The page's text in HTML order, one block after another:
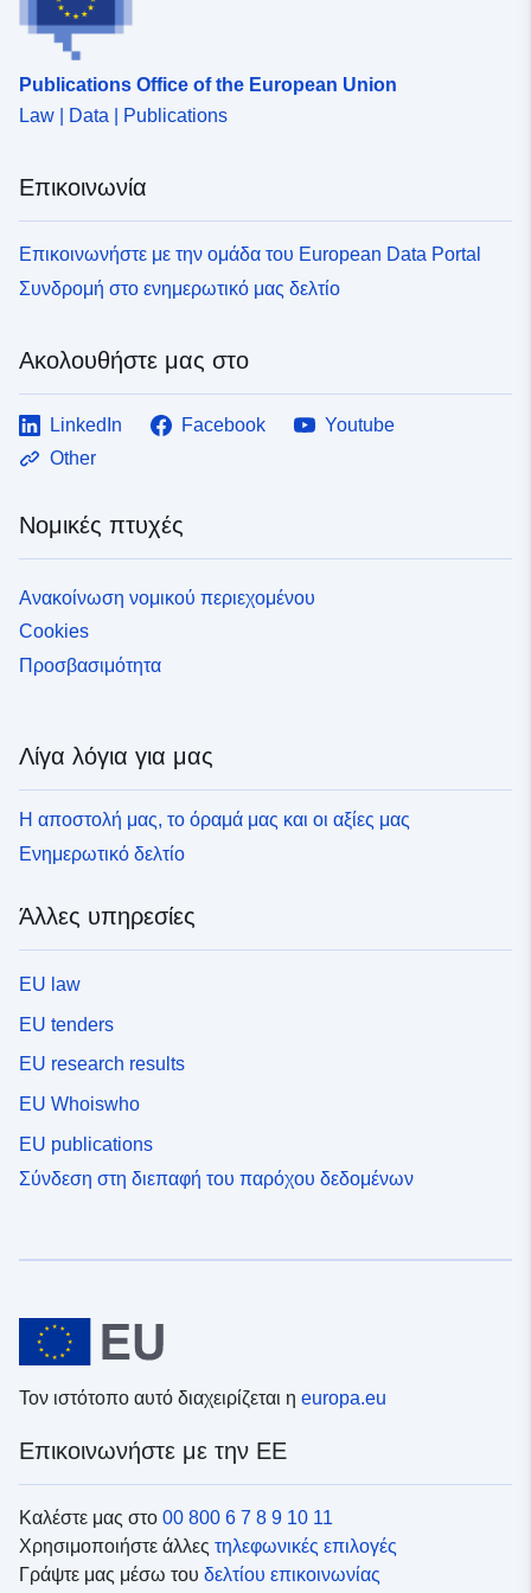
Publications Office of the European Union
Law | Data | Publications
Επικοινωνία
Επικοινωνήστε με την ομάδα του European Data Portal
Συνδρομή στο ενημερωτικό μας δελτίο
Ακολουθήστε μας στο
LinkedIn Facebook
Youtube
Other
Νομικές πτυχές
Ανακοίνωση νομικού περιεχομένου
Cookies
Προσβασιμότητα
Λίγα λόγια για μας
Η αποστολή μας, το όραμά μας και οι αξίες μας
Ενημερωτικό δελτίο
Άλλες υπηρεσίες
EU law
EU tenders
EU research results
EU Whoiswho
EU publications
Σύνδεση στη διεπαφή του παρόχου δεδομένων
Τον ιστότοπο αυτό διαχειρίζεται η europa.eu
Επικοινωνήστε με την ΕΕ
Καλέστε μας στο 00 800 6 7 8 9 10 11
Χρησιμοποιήστε άλλες τηλεφωνικές επιλογές
Γράψτε μας μέσω του δελτίου επικοινωνίας